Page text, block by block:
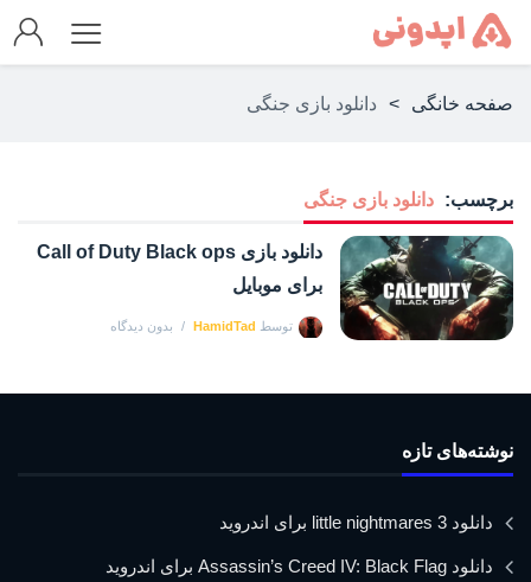
صفحه خانگی > دانلود بازی جنگی
برچسب: دانلود بازی جنگی
دانلود بازی Call of Duty Black ops
برای موبایل
توسط HamidTad بدون دیدگاه
نوشته‌های تازه
دانلود little nightmares 3 برای اندروید
دانلود Assassin’s Creed IV: Black Flag برای اندروید